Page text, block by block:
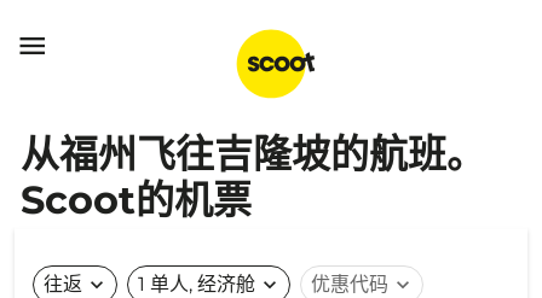

从福州飞往吉隆坡的航班。
Scoot的机票
往返 expand_more 1 单人, 经济舱 expand_more 优惠代码 expand_more